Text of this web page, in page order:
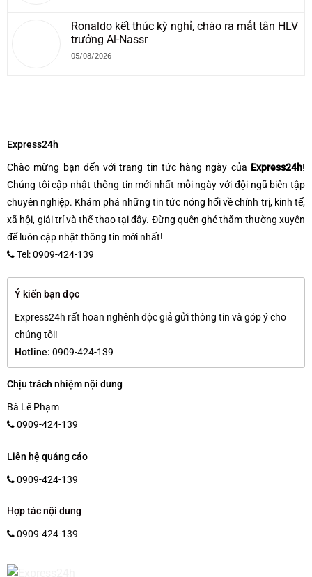
Ronaldo kết thúc kỳ nghỉ, chào ra mắt tân HLV
trưởng Al-Nassr
05/08/2026
Express24h
Chào mừng bạn đến với trang tin tức hàng ngày của Express24h!
Chúng tôi cập nhật thông tin mới nhất mỗi ngày với đội ngũ biên tập
chuyên nghiệp. Khám phá những tin tức nóng hổi về chính trị, kinh tế,
xã hội, giải trí và thể thao tại đây. Đừng quên ghé thăm thường xuyên
để luôn cập nhật thông tin mới nhất!
Tel: 0909-424-139
Ý kiến bạn đọc
Express24h rất hoan nghênh độc giả gửi thông tin và góp ý cho
chúng tôi!
Hotline: 0909-424-139
Chịu trách nhiệm nội dung
Bà Lê Phạm
0909-424-139
Liên hệ quảng cáo
0909-424-139
Hợp tác nội dung
0909-424-139